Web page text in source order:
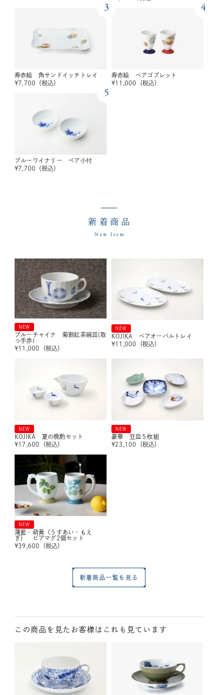
3
寿赤絵 角サンドイッチトレイ
¥7,700 （税込）
4
寿赤絵 ペアゴブレット
¥11,000 （税込）
5
ブルーワイナリー ペア小付
¥7,700 （税込）
新着商品
New Item
NEW
ブルーチャイナ 菊割紅茶碗皿(取
っ手赤)
¥11,000 （税込）
NEW
KOJIKA ペアオーバルトレイ
¥11,000 （税込）
NEW
KOJIKA 夏の晩酌セット
¥17,600 （税込）
NEW
豪華 豆皿５枚組
¥23,100 （税込）
NEW
薄藍・萌黄（うすあい・もえ
ぎ） ビアマグ2個セット
¥39,600 （税込）
新着商品一覧を見る
この商品を見たお客様はこれも見ています